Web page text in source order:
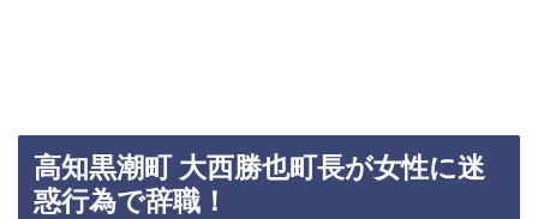
高知黒潮町 大西勝也町長が女性に迷
惑行為で辞職！